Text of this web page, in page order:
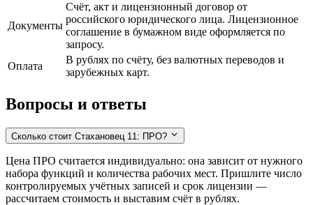
Документы
Счёт, акт и лицензионный договор от
российского юридического лица. Лицензионное
соглашение в бумажном виде оформляется по
запросу.
Оплата
В рублях по счёту, без валютных переводов и
зарубежных карт.
Вопросы и ответы
Сколько стоит Стахановец 11: ПРО?
Цена ПРО считается индивидуально: она зависит от нужного
набора функций и количества рабочих мест. Пришлите число
контролируемых учётных записей и срок лицензии —
рассчитаем стоимость и выставим счёт в рублях.